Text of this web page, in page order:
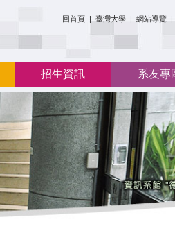
回首頁 | 臺灣大學 | 網站導覽 |
招生資訊 系友專